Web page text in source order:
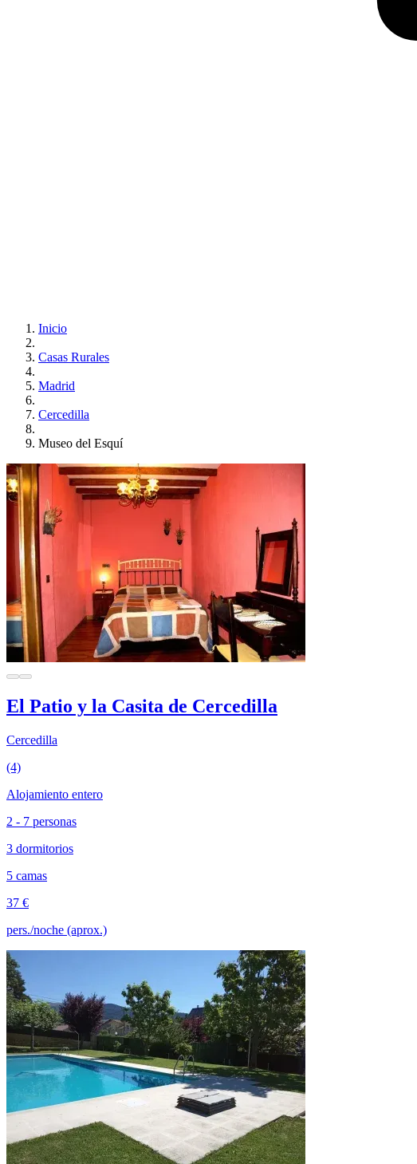
Inicio
Casas Rurales
Madrid
Cercedilla
Museo del Esquí
El Patio y la Casita de Cercedilla
Cercedilla
(4)
Alojamiento entero
2 - 7 personas
3 dormitorios
5 camas
37 €
pers./noche (aprox.)